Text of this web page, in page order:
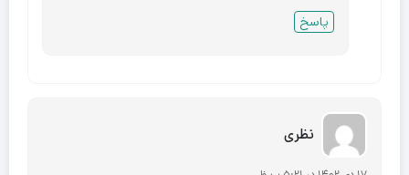
پاسخ
نظری